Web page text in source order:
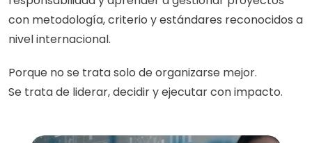
con metodología, criterio y estándares reconocidos a
nivel internacional.
Porque no se trata solo de organizarse mejor.
Se trata de liderar, decidir y ejecutar con impacto.